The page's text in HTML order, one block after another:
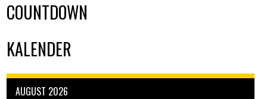
COUNTDOWN
KALENDER
AUGUST 2026